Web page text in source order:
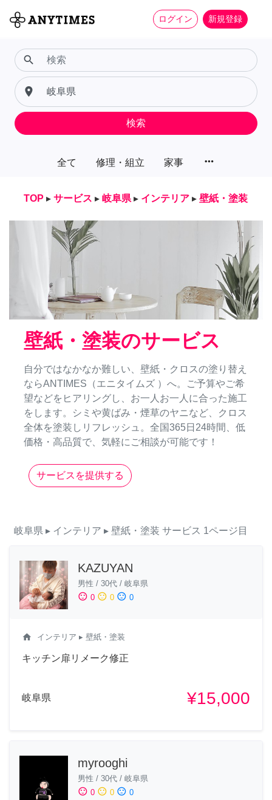
ログイン 新規登録
全て 修理・組立 家事 more_horiz
search
place
検索
TOP ▸ サービス ▸ 岐阜県 ▸ インテリア ▸ 壁紙・塗装
壁紙・塗装のサービス
自分ではなかなか難しい、壁紙・クロスの塗り替え
ならANTIMES（エニタイムズ ）へ。ご予算やご希
望などをヒアリングし、お一人お一人に合った施工
をします。シミや黄ばみ・煙草のヤニなど、クロス
全体を塗装しリフレッシュ。全国365日24時間、低
価格・高品質で、気軽にご相談が可能です！
サービスを提供する
岐阜県 ▸ インテリア ▸ 壁紙・塗装 サービス 1ページ目
KAZUYAN
男性 / 30代 / 岐阜県
sentiment_satisfied 0 sentiment_neutral 0 sentiment_dissatisfied 0
home インテリア ▸ 壁紙・塗装
キッチン扉リメーク修正
岐阜県 ¥15,000
myrooghi
男性 / 30代 / 岐阜県
sentiment_satisfied 0 sentiment_neutral 0 sentiment_dissatisfied 0